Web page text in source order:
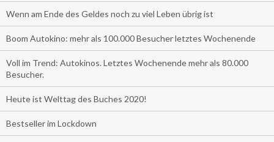
Wenn am Ende des Geldes noch zu viel Leben übrig ist
Boom Autokino: mehr als 100.000 Besucher letztes Wochenende
Voll im Trend: Autokinos. Letztes Wochenende mehr als 80.000
Besucher.
Heute ist Welttag des Buches 2020!
Bestseller im Lockdown